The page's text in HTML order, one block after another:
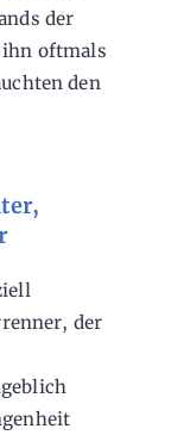
der
ihn oftmals
den
der